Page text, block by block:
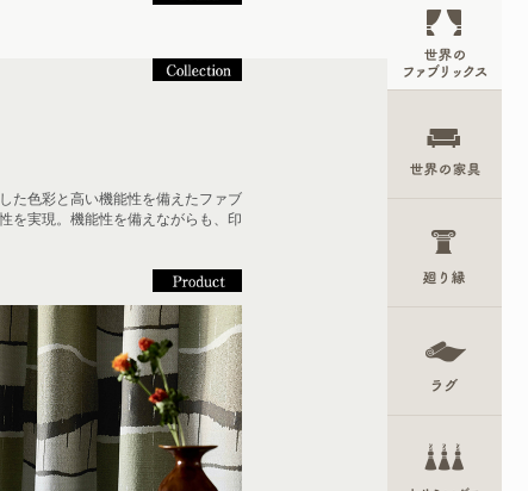
た色彩と高い機能性を備えたファブ
を実現。機能性を備えながらも、印